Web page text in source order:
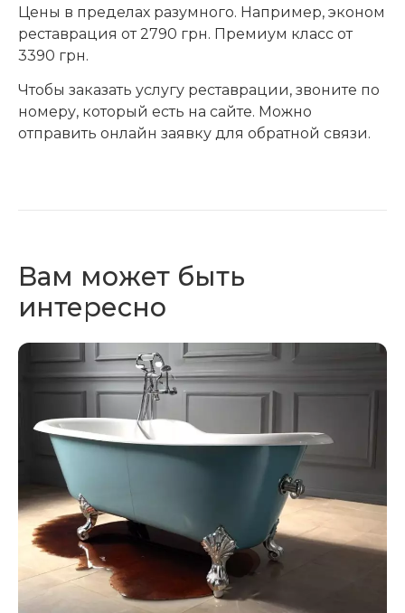
Цены в пределах разумного. Например, эконом
реставрация от 2790 грн. Премиум класс от
3390 грн.
Чтобы заказать услугу реставрации, звоните по
номеру, который есть на сайте. Можно
отправить онлайн заявку для обратной связи.
Вам может быть
интересно